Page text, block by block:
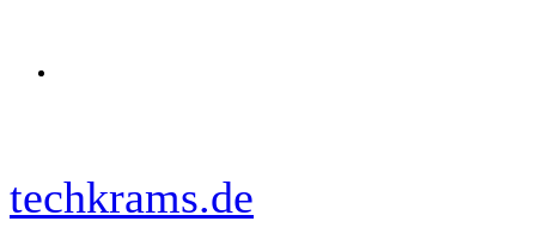
techkrams.de